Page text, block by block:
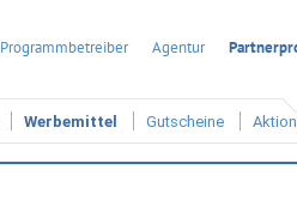
Programmbetreiber Agentur
Werbemittel Gutscheine